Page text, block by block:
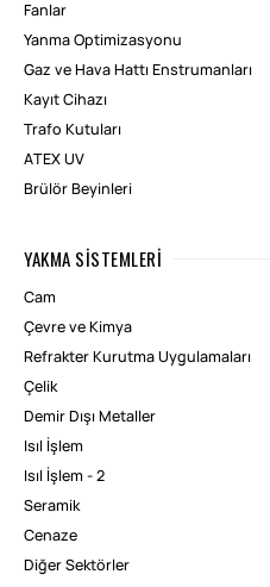
Fanlar
Yanma Optimizasyonu
Gaz ve Hava Hattı Enstrumanları
Kayıt Cihazı
Trafo Kutuları
ATEX UV
Brülör Beyinleri
YAKMA SISTEMLERI
Cam
Çevre ve Kimya
Refrakter Kurutma Uygulamaları
Çelik
Demir Dışı Metaller
Isıl İşlem
Isıl İşlem - 2
Seramik
Cenaze
Diğer Sektörler